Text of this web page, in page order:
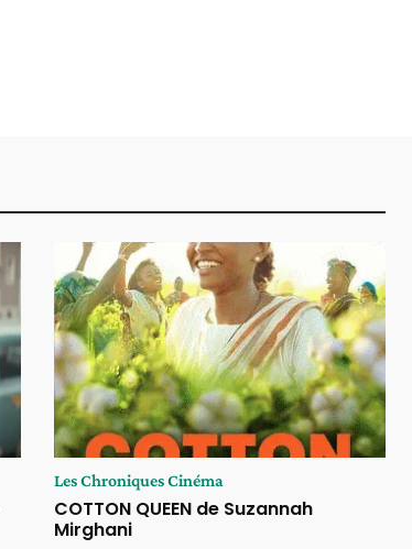
Les Chroniques Cinéma
COTTON QUEEN de Suzannah
Mirghani